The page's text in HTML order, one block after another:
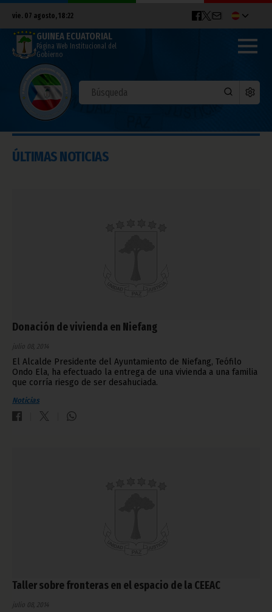
vie. 07 agosto, 18:22
GUINEA ECUATORIAL
Página Web Institucional del
Gobierno
ÚLTIMAS NOTICIAS
Donación de vivienda en Niefang
julio 08, 2014
El Alcalde Presidente del Ayuntamiento de Niefang, Teófilo
Ondo Ela, ha efectuado la entrega de una vivienda a una familia
que corría riesgo de ser desahuciada.
Noticias
Taller sobre fronteras en el espacio de la CEEAC
julio 08, 2014